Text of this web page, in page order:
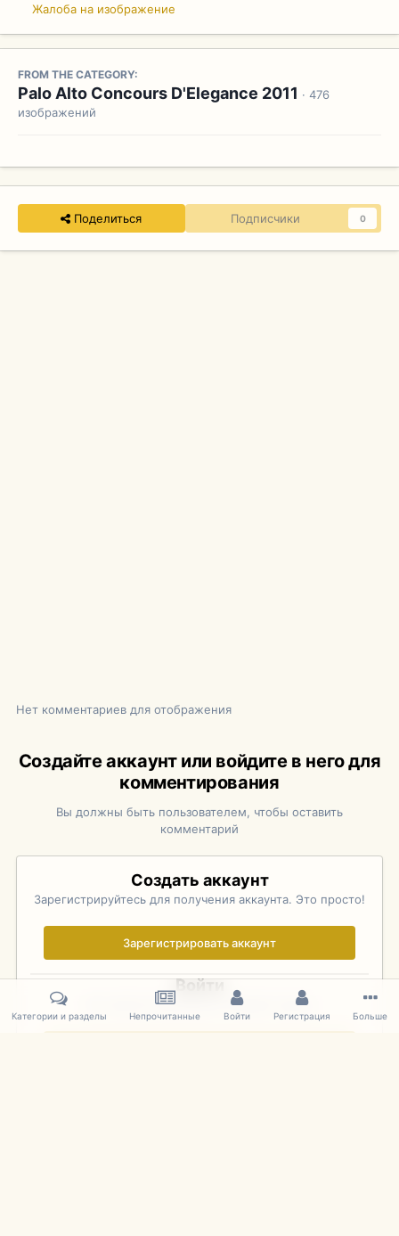
Жалоба на изображение
FROM THE CATEGORY:
Palo Alto Concours D'Elegance 2011 · 476
изображений
Поделиться Подписчики 0
Нет комментариев для отображения
Создайте аккаунт или войдите в него для
комментирования
Вы должны быть пользователем, чтобы оставить
комментарий
Создать аккаунт
Зарегистрируйтесь для получения аккаунта. Это просто!
Зарегистрировать аккаунт
Войти
Уже зарегистрированы? Войдите здесь.
Категории и разделы Непрочитанные Войти Регистрация Больше